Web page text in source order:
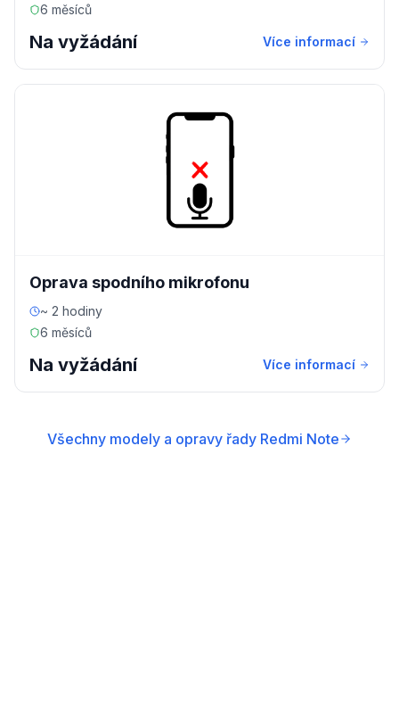
6 měsíců
Na vyžádání Více informací
Oprava spodního mikrofonu
~ 2 hodiny
6 měsíců
Na vyžádání Více informací
Všechny modely a opravy řady Redmi Note